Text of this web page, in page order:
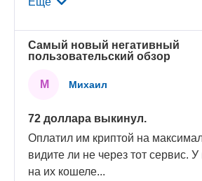
Самый новый негативный
пользовательский обзор
М Михаил
72 доллара выкинул.
Оплатил им криптой на
видите ли не через тот сервис.
на их кошеле...